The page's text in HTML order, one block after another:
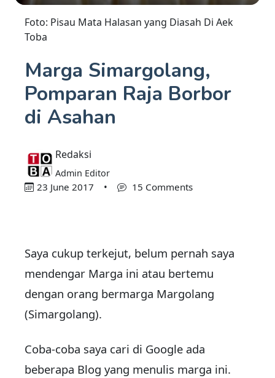
Foto: Pisau Mata Halasan yang Diasah Di Aek
Toba
Marga Simargolang,
Pomparan Raja Borbor
di Asahan
Redaksi
Admin Editor
23 June 2017 • 15 Comments
Saya cukup terkejut, belum pernah saya
mendengar Marga ini atau bertemu
dengan orang bermarga Margolang
(Simargolang).
Coba-coba saya cari di Google ada
beberapa Blog yang menulis marga ini.